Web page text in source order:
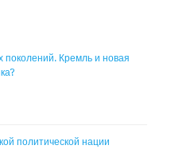
поколений. Кремль и новая
политической нации